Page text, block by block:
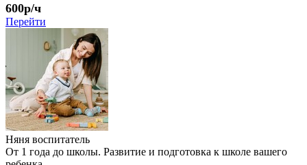
600р/ч
Перейти
Няня воспитатель
От 1 года до школы. Развитие и подготовка к школе вашего